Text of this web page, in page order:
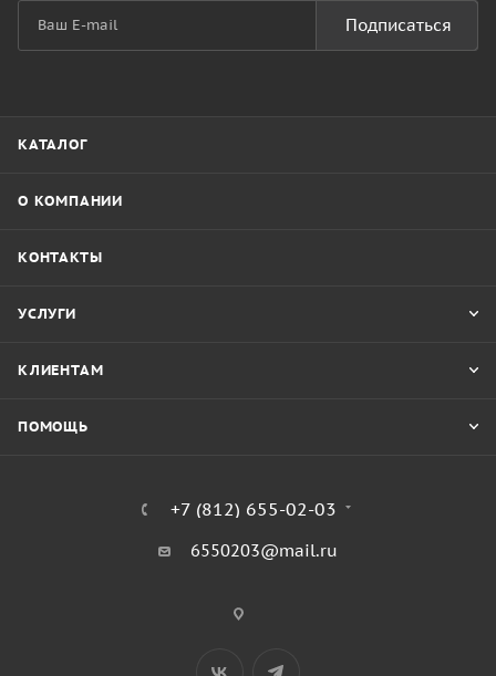
Подписаться
КАТАЛОГ
О КОМПАНИИ
КОНТАКТЫ
УСЛУГИ
КЛИЕНТАМ
ПОМОЩЬ
+7 (812) 655-02-03
6550203@mail.ru